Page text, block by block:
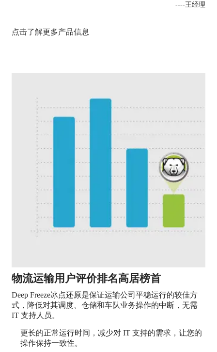
----王经理
点击了解更多产品信息
物流运输用户评价排名高居榜首
Deep Freeze冰点还原是保证运输公司平稳运行的较佳方
式，降低对其调度、仓储和车队业务操作的中断，无需
IT 支持人员。
更长的正常运行时间，减少对 IT 支持的需求，让您的
操作保持一致性。